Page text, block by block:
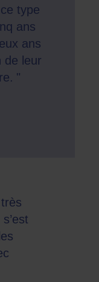
type
ans
ans
de leur